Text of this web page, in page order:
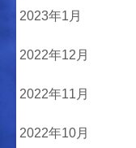
2023年1月
2022年12月
2022年11月
2022年10月